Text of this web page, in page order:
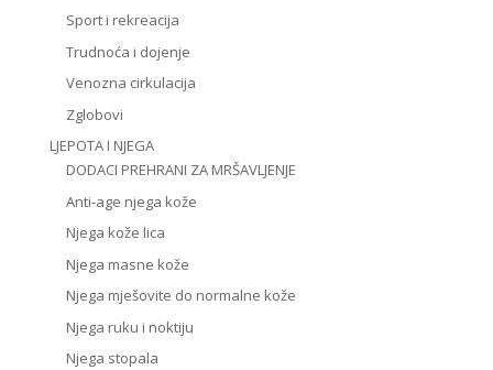
Sport i rekreacija
Trudnoća i dojenje
Venozna cirkulacija
Zglobovi
LJEPOTA I NJEGA
DODACI PREHRANI ZA MRŠAVLJENJE
Anti-age njega kože
Njega kože lica
Njega masne kože
Njega mješovite do normalne kože
Njega ruku i noktiju
Njega stopala